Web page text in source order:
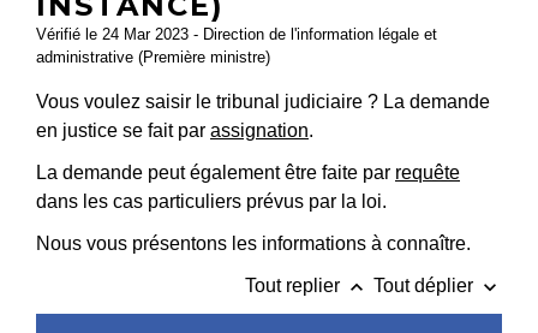
Vérifié le 24 Mar 2023 - Direction de l'information légale et
administrative (Première ministre)
Vous voulez saisir le tribunal judiciaire ? La demande
en justice se fait par assignation.
La demande peut également être faite par requête
dans les cas particuliers prévus par la loi.
Nous vous présentons les informations à connaître.
Tout replier keyboard_arrow_up Tout déplier keyboard_arrow_down